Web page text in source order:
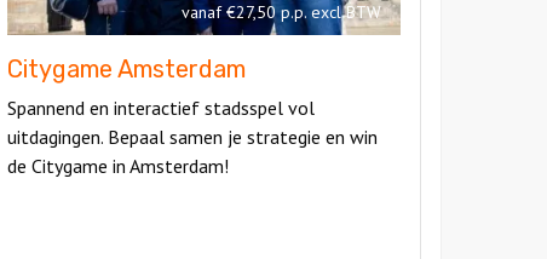
vanaf €27,50 p.p. excl BTW
Citygame Amsterdam
Spannend en interactief stadsspel vol
uitdagingen. Bepaal samen je strategie en win
de Citygame in Amsterdam!